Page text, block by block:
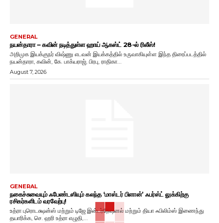
GENERAL
நயன்தாரா – கவின் நடித்துள்ள ஹாய் ஆகஸ்ட் 28-ல் ரிலீஸ்!
அறிமுக இயக்குநர் விஷ்ணு எடவன் இயக்கத்தில் உருவாகியுள்ள இந்த திரைப்படத்தில்
நயன்தாரா, கவின், கே. பாக்யராஜ், பிரபு, ராதிகா...
August 7, 2026
GENERAL
நகைச்சுவையும் ஃபேண்டஸியும் கலந்த ‘மாஸ்டர் பிளான்’ ஃபர்ஸ்ட் லுக்கிற்கு
ரசிகர்களிடம் வரவேற்பு!
உத்ரா புரொடக்ஷன்ஸ் மற்றும் டிஜே இன்டர்நேஷனல் மற்றும் தியா ஃபிலிம்ஸ் இணைந்து
தயாரிக்க, செ. ஹரி உத்ரா எழுதி,...